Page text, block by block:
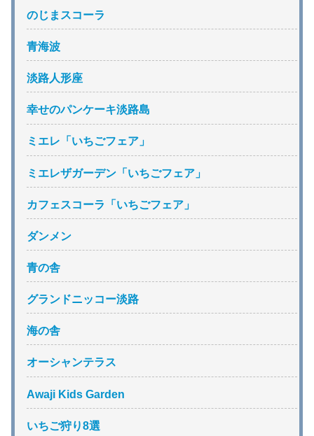
のじまスコーラ
青海波
淡路人形座
幸せのパンケーキ淡路島
ミエレ「いちごフェア」
ミエレザガーデン「いちごフェア」
カフェスコーラ「いちごフェア」
ダンメン
青の舎
グランドニッコー淡路
海の舎
オーシャンテラス
Awaji Kids Garden
いちご狩り8選